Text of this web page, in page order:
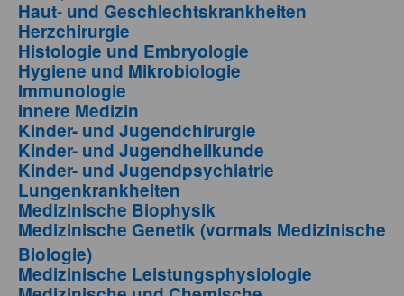
Haut- und Geschlechtskrankheiten
Herzchirurgie
Histologie und Embryologie
Hygiene und Mikrobiologie
Immunologie
Innere Medizin
Kinder- und Jugendchirurgie
Kinder- und Jugendheilkunde
Kinder- und Jugendpsychiatrie
Lungenkrankheiten
Medizinische Biophysik
Medizinische Genetik (vormals Medizinische
Biologie)
Medizinische Leistungsphysiologie